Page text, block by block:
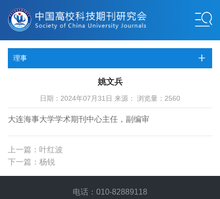
理事
姚文兵
日期：2024年07月31日 来源： 浏览量：2560
大连海事大学学术期刊中心主任，副编审
上一篇：叶红波
下一篇：杨锐
电话：010-82889118